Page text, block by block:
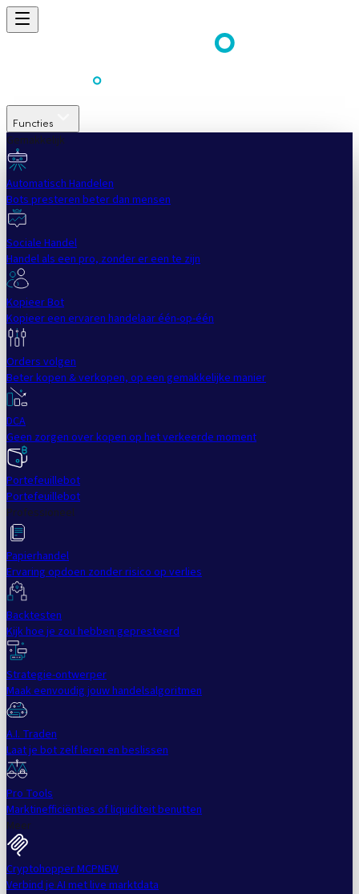
Functies
Gemakkelijk
Automatisch Handelen
Bots presteren beter dan mensen
Sociale Handel
Handel als een pro, zonder er een te zijn
Kopieer Bot
Kopieer een ervaren handelaar één-op-één
Orders volgen
Beter kopen & verkopen, op een gemakkelijke manier
DCA
Geen zorgen over kopen op het verkeerde moment
Portefeuillebot
Portefeuillebot
Professioneel
Papierhandel
Ervaring opdoen zonder risico op verlies
Backtesten
Kijk hoe je zou hebben gepresteerd
Strategie-ontwerper
Maak eenvoudig jouw handelsalgoritmen
A.I. Traden
Laat je bot zelf leren en beslissen
Pro Tools
Marktinefficiënties of liquiditeit benutten
Meer
Cryptohopper MCPNEW
Verbind je AI met live marktdata